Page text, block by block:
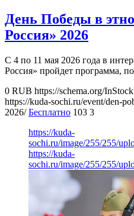
День Победы в
Россия» 2026
С 4 по 11 мая 2026 года в
Россия» пройдет программа,
0 RUB https://schema.org/InStock
https://kuda-sochi.ru/event/den-
2026/ Бесплатно 103 3
https://kuda-
sochi.ru/image/255/255/
https://kuda-
sochi.ru/image/255/255/